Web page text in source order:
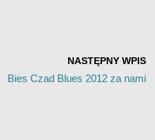
NASTĘPNY WPIS
Bies Czad Blues 2012 za nami